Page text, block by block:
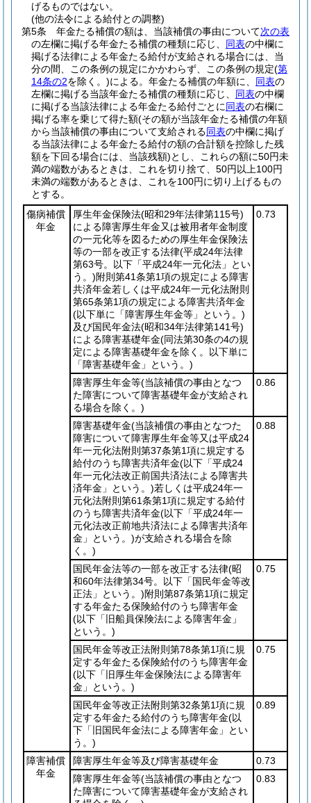
げるものではない。
(他の法令による給付との調整)
第5条
年金たる補償の額は、当該補償の事由について次の表
の左欄に掲げる年金たる補償の種類に応じ、 同表の中欄に
掲げる法律による年金たる給付が支給される場合には、当
分の間、この条例の規定にかかわらず、この条例の規定(第
14条の2を除く。)による。 年金たる補償の年額に、 同表の
左欄に掲げる当該年金たる補償の種類に応じ、 同表の中欄
に掲げる当該法律による年金たる給付ごとに同表の右欄に
掲げる率を乗じて得た額(その額が当該年金たる補償の年額
から当該補償の事由について支給される同表の中欄に掲げ
る当該法律による年金たる給付の額の合計額を控除した残
額を下回る場合には、当該残額)とし、これらの額に50円未
満の端数があるときは、これを切り捨て、50円以上100円
未満の端数があるときは、これを100円に切り上げるもの
とする。
傷病補償
年金
厚生年金保険法(昭和29年法律第115号)
による障害厚生年金又は被用者年金制度
の一元化等を図るための厚生年金保険法
等の一部を改正する法律(平成24年法律
第63号。以下「平成24年一元化法」とい
う。)附則第41条第1項の規定による障害
共済年金若しくは平成24年一元化法附則
第65条第1項の規定による障害共済年金
(以下単に「障害厚生年金等」という。)
及び国民年金法(昭和34年法律第141号)
による障害基礎年金(同法第30条の4の規
定による障害基礎年金を除く。以下単に
「障害基礎年金」という。)
0.73
障害厚生年金等(当該補償の事由となつ
た障害について障害基礎年金が支給され
る場合を除く。)
0.86
障害基礎年金(当該補償の事由となつた
障害について障害厚生年金等又は平成24
年一元化法附則第37条第1項に規定する
給付のうち障害共済年金(以下「平成24
年一元化法改正前国共済法による障害共
済年金」という。)若しくは平成24年一
元化法附則第61条第1項に規定する給付
のうち障害共済年金(以下「平成24年一
元化法改正前地共済法による障害共済年
金」という。)が支給される場合を除
く。)
0.88
国民年金法等の一部を改正する法律(昭
和60年法律第34号。以下「国民年金等改
正法」という。)附則第87条第1項に規定
する年金たる保険給付のうち障害年金
(以下「旧船員保険法による障害年金」
という。)
0.75
国民年金等改正法附則第78条第1項に規
定する年金たる保険給付のうち障害年金
(以下「旧厚生年金保険法による障害年
金」という。)
0.75
国民年金等改正法附則第32条第1項に規
定する年金たる給付のうち障害年金(以
下「旧国民年金法による障害年金」とい
う。)
0.89
障害補償
年金
障害厚生年金等及び障害基礎年金
0.73
障害厚生年金等(当該補償の事由となつ
た障害について障害基礎年金が支給され
0.83